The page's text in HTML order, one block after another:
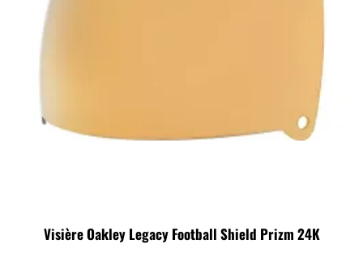
Visière Oakley Legacy Football Shield Prizm 24K